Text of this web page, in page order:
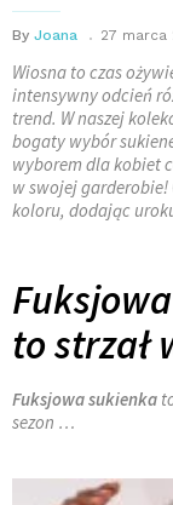
By Joana 27 marca
Wiosna to czas
intensywny odcień
trend. W naszej
bogaty wybór
wyborem dla kobiet
w swojej
koloru, dodając
to strzał
Fuksjowa sukienka
sezon …